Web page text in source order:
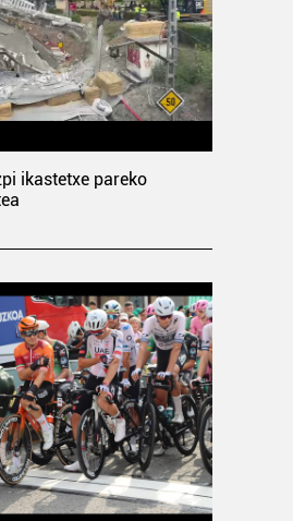
ikastetxe pareko